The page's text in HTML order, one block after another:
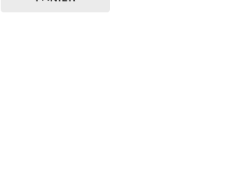
85,60 €.